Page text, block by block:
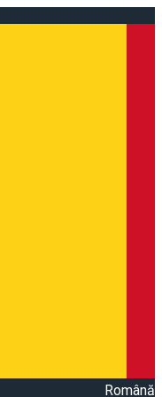
Română